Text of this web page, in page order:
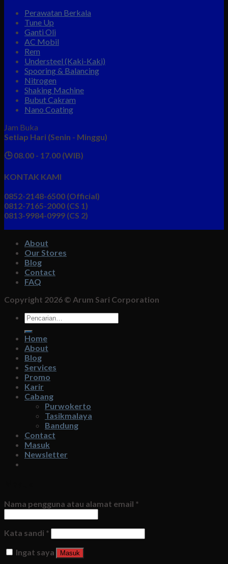
Perawatan Berkala
Tune Up
Ganti Oli
AC Mobil
Rem
Understeel (Kaki-Kaki)
Spooring & Balancing
Nitrogen
Shaking Machine
Bubut Cakram
Nano Coating
Jam Buka
Setiap Hari (Senin - Minggu)
🕒 08.00 - 17.00 (WIB)
KONTAK KAMI
0852-2148-6500 (Official)
0812-7165-2000 (CS 1)
0813-9984-0999 (CS 2)
About
Our Stores
Blog
Contact
FAQ
Copyright 2026 © Arum Sari Corporation
Pencarian
untuk:
Home
About
Blog
Services
Promo
Karir
Cabang
Purwokerto
Tasikmalaya
Bandung
Contact
Masuk
Newsletter
Nama pengguna atau alamat email *
Kata sandi *
Ingat saya
Masuk